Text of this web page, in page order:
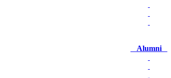
Alumni